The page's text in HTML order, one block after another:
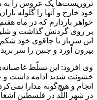
خود خارج و آنها را گلوله
خواهر باردارم که در ماه
بر روی گردنش گذاشت و
این سرباز با چاقوی خود شکم
بیرون آورد و جنین را سر
وی افزود: این تسلّط
خشونت شدید ادامه داشت و
انجام و هیچ‌گونه مدارا
در شهر اللُد در فلسطین